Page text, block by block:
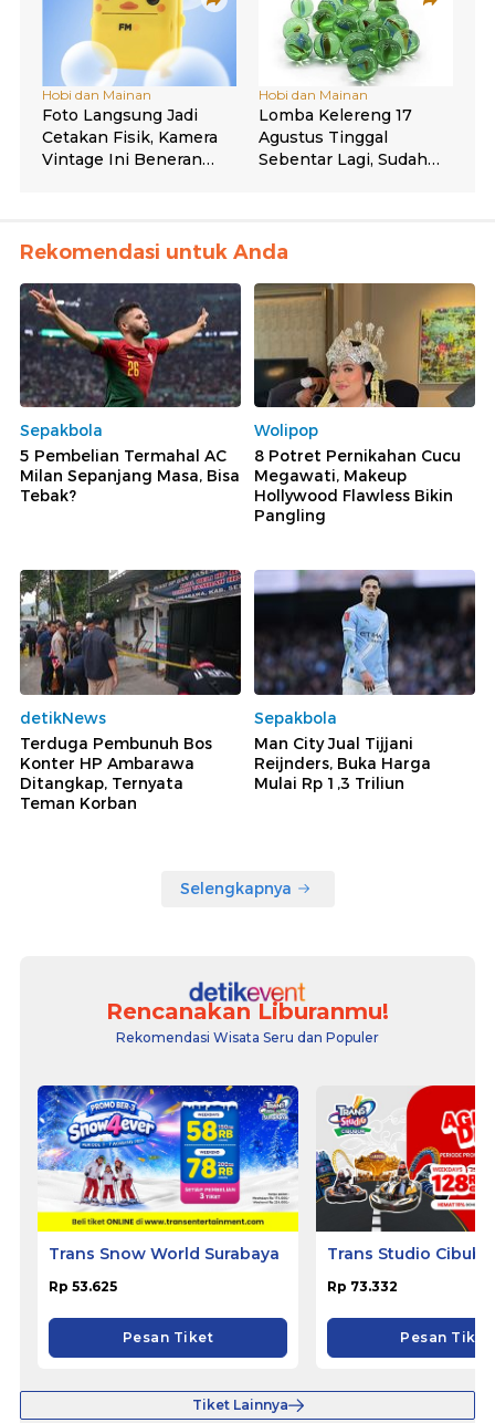
Rekomendasi untuk Anda
Sepakbola
5 Pembelian Termahal AC
Milan Sepanjang Masa, Bisa
Tebak?
Wolipop
8 Potret Pernikahan Cucu
Megawati, Makeup
Hollywood Flawless Bikin
Pangling
detikNews
Terduga Pembunuh Bos
Konter HP Ambarawa
Ditangkap, Ternyata
Teman Korban
Sepakbola
Man City Jual Tijjani
Reijnders, Buka Harga
Mulai Rp 1,3 Triliun
Selengkapnya
Rencanakan Liburanmu!
Rekomendasi Wisata Seru dan Populer
Trans Snow World Surabaya
Rp 53.625
Pesan Tiket
Trans Studio
Rp 73.332
Pesan Tiket
Tiket Lainnya